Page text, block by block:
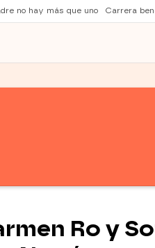
no hay más que uno Carrera
Ro y